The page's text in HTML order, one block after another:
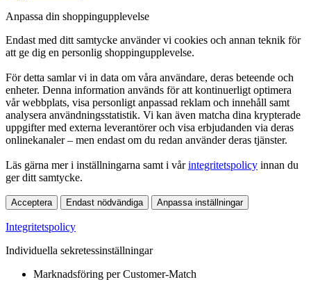
Anpassa din shoppingupplevelse
Endast med ditt samtycke använder vi cookies och annan teknik för
att ge dig en personlig shoppingupplevelse.
För detta samlar vi in data om våra användare, deras beteende och
enheter. Denna information används för att kontinuerligt optimera
vår webbplats, visa personligt anpassad reklam och innehåll samt
analysera användningsstatistik. Vi kan även matcha dina krypterade
uppgifter med externa leverantörer och visa erbjudanden via deras
onlinekanaler – men endast om du redan använder deras tjänster.
Läs gärna mer i inställningarna samt i vårintegritetspolicy innan du
ger ditt samtycke.
Acceptera Endast nödvändiga Anpassa inställningar
Integritetspolicy
Individuella sekretessinställningar
Marknadsföring per Customer-Match